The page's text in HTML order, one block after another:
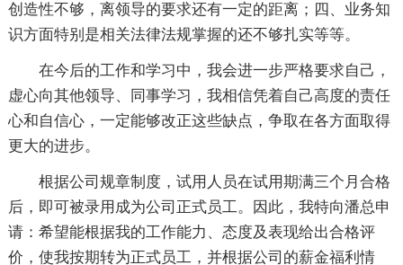
创造性不够，离领导的要求还有一定的距离；四、业务知
识方面特别是相关法律法规掌握的还不够扎实等等。
在今后的工作和学习中，我会进一步严格要求自己，
虚心向其他领导、同事学习，我相信凭着自己高度的责任
心和自信心，一定能够改正这些缺点，争取在各方面取得
更大的进步。
根据公司规章制度，试用人员在试用期满三个月合格
后，即可被录用成为公司正式员工。因此，我特向潘总申
请：希望能根据我的工作能力、态度及表现给出合格评
价，使我按期转为正式员工，并根据公司的薪金福利情